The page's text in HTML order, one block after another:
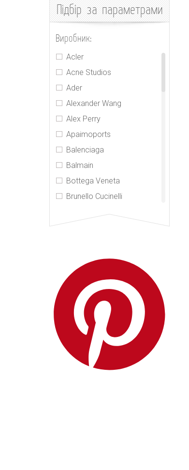
Підбірза параметрами
Виробник:
Acler
Acne Studios
Ader
Alexander Wang
Alex Perry
Apaimoports
Balenciaga
Balmain
Bottega Veneta
Brunello Cucinelli
Chrome Hearts
Elizabeth and James
Gucci
Hermes
IENKI IENKI
Isabel Marant
Jacquemus